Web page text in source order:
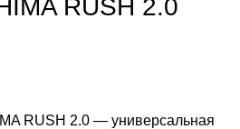
RUSH 2.0
RUSH 2.0 — универсальная